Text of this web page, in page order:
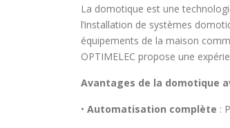
La domotique est une
l’installation de systèmes
équipements de la maison
OPTIMELEC propose une
Avantages de la domotique
• Automatisation complète :